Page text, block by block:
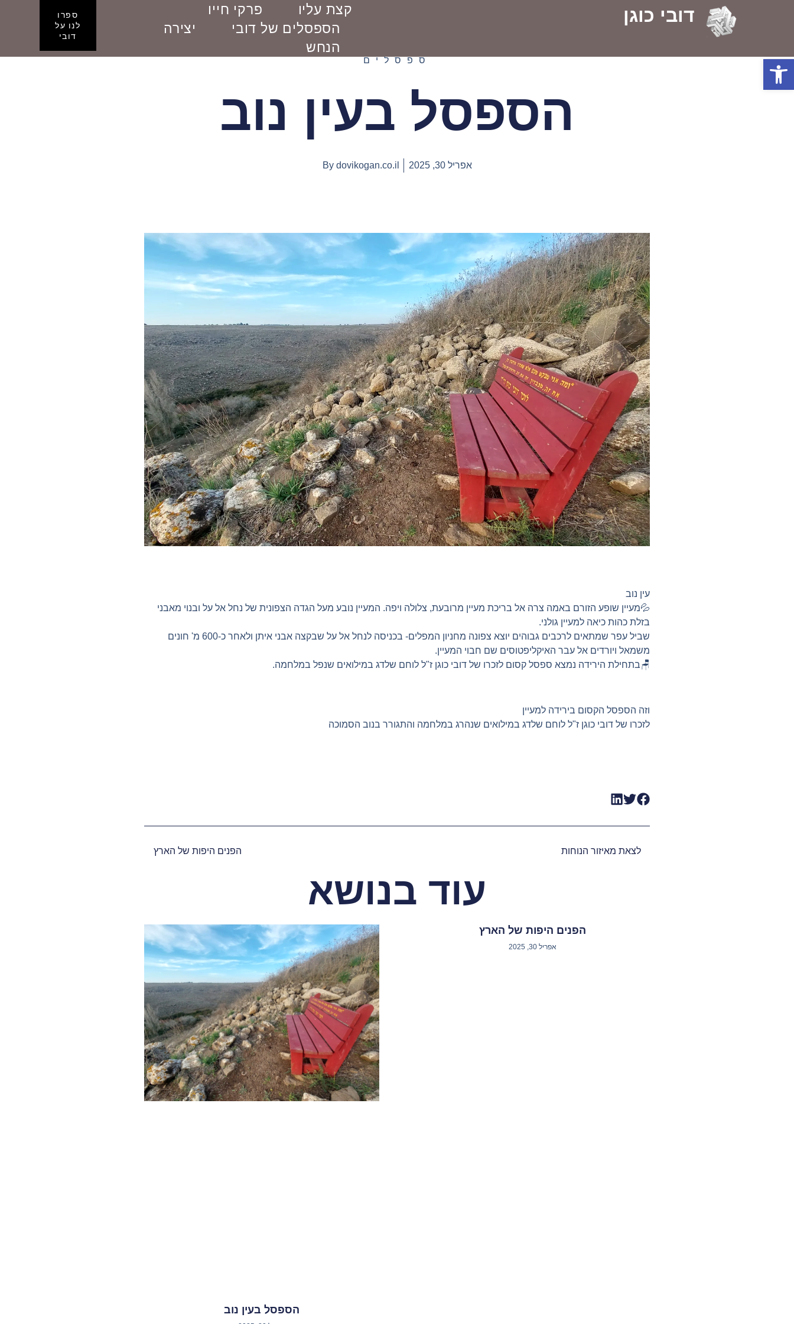
דובי כוגן קצת עליו
פרקי חייו
הספסלים של דובי
יצירה
הנחש
ספרו
לנו על
דובי
ספסלים
הספסל בעין נוב
אפריל 30, 2025 Bydovikogan.co.il
עין נוב
💦מעיין שופע הזורם באמה צרה אל בריכת מעיין מרובעת, צלולה ויפה. המעיין נובע מעל הגדה הצפונית של נחל אל על ובנוי מאבני
בזלת כהות כיאה למעיין גולני.
שביל עפר שמתאים לרכבים גבוהים יוצא צפונה מחניון המפלים- בכניסה לנחל אל על שבקצה אבני איתן ולאחר כ-600 מ' חונים
משמאל ויורדים אל עבר האיקליפטוסים שם חבוי המעיין.
🪑בתחילת הירידה נמצא ספסל קסום לזכרו של דובי כוגן ז"ל לוחם שלדג במילואים שנפל במלחמה.
וזה הספסל הקסום בירידה למעיין
לזכרו של דובי כוגן ז"ל לוחם שלדג במילואים שנהרג במלחמה והתגורר בנוב הסמוכה
לצאת מאיזור הנוחות הפנים היפות של הארץ
עוד בנושא
הפנים היפות של הארץ
אפריל 30, 2025
הספסל בעין נוב
פתח סרגל נגישות